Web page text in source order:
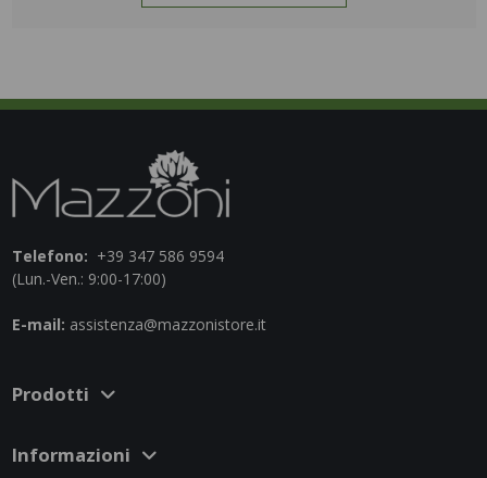
Telefono: +39 347 586 9594
(Lun.-Ven.: 9:00-17:00)
E-mail: assistenza@mazzonistore.it
Prodotti
Informazioni